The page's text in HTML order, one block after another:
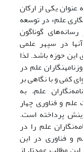
عنوان یکی از ارکان
علم» در توسعه
گوناگون
در سپهر علمی
حوزه باشد. لذا
نگاران علم در
کمَی و با نگاهی بر
علم، به
و فناوری چهار
پرداخته است.
علم را در
و فناوری در این